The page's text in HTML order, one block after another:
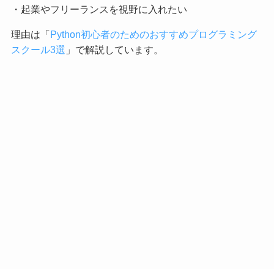
・起業やフリーランスを視野に入れたい
理由は「Python初心者のためのおすすめプログラミング
スクール3選 」で解説しています。